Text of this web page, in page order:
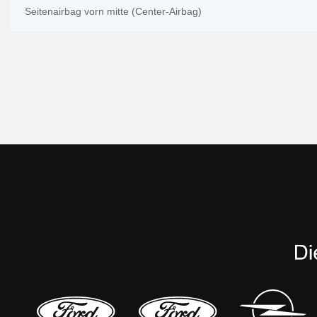
Seitenairbag vorn mitte (Center-Airbag)